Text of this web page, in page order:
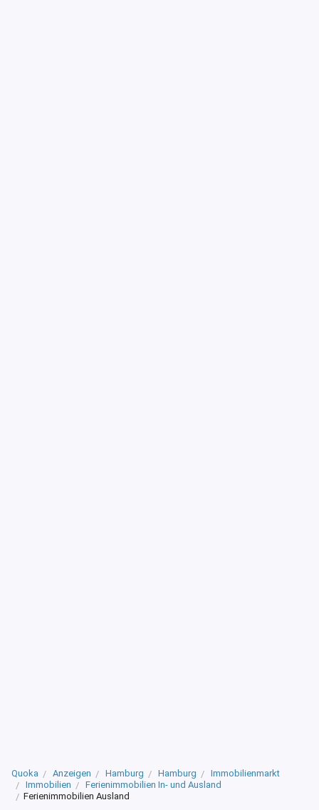
Quoka Anzeigen Hamburg Hamburg
Immobilienmarkt
Immobilien
Ferienimmobilien In- und Ausland
Ferienimmobilien Ausland